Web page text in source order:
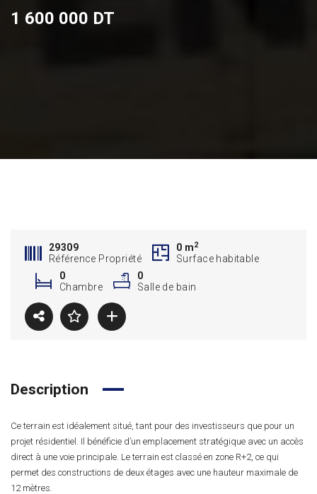
1 600 000 DT
29309
Référence Propriété
0 m2
Surface habitable
0
Chambre
0
Salle de bain
Description
Ce terrain est idéalement situé, tant pour des investisseurs que pour un
projet résidentiel. Il bénéficie d’un emplacement stratégique avec un accès
direct à une voie principale. Le terrain est classé en zone R+2, ce qui
permet des constructions de deux étages avec une hauteur maximale de
12 mètres.